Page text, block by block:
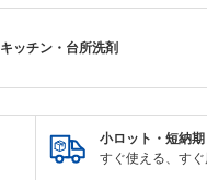
キッチン・台所洗剤
小ロット・短納期
すぐ使える、すぐ